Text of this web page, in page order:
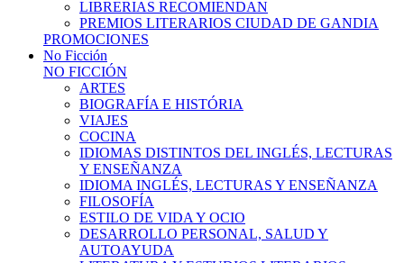
LIBRERIAS RECOMIENDAN
PREMIOS LITERARIOS CIUDAD DE GANDIA
PROMOCIONES
No Ficción
NO FICCIÓN
ARTES
BIOGRAFÍA E HISTÓRIA
VIAJES
COCINA
IDIOMAS DISTINTOS DEL INGLÉS, LECTURAS
Y ENSEÑANZA
IDIOMA INGLÉS, LECTURAS Y ENSEÑANZA
FILOSOFÍA
ESTILO DE VIDA Y OCIO
DESARROLLO PERSONAL, SALUD Y
AUTOAYUDA